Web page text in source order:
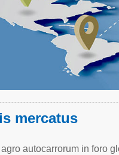
mercatus
autocarrorum in foro